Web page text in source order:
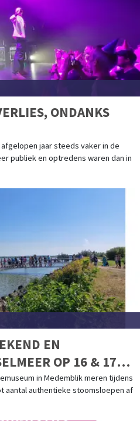
ONDANKS
afgelopen jaar steeds vaker in de
publiek en optredens waren dan in
EN
OP 16 & 17
in Medemblik meren tijdens
aantal authentieke stoomsloepen af